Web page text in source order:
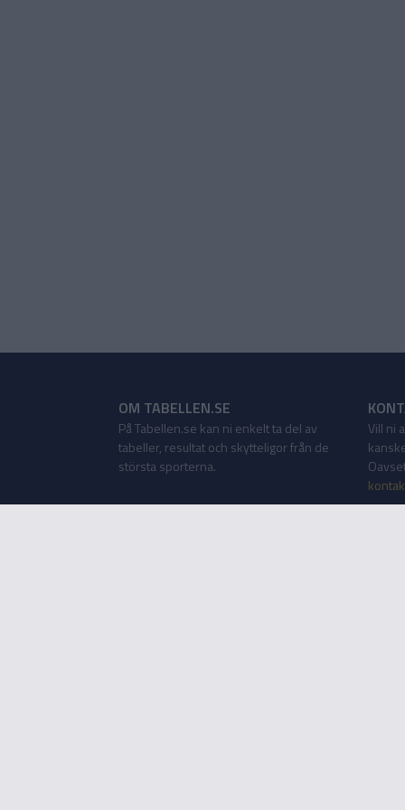
OM TABELLEN.SE
På Tabellen.se kan ni enkelt ta del av
tabeller, resultat och skytteligor från de
största sporterna.
Vill ni